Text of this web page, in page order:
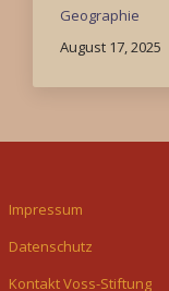
Geographie
August 17, 2025
Impressum
Datenschutz
Kontakt Voss-Stiftung